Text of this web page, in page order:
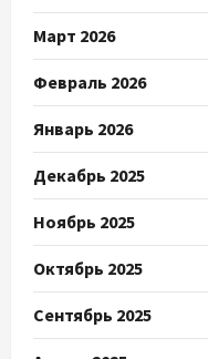
Март 2026
Февраль 2026
Январь 2026
Декабрь 2025
Ноябрь 2025
Октябрь 2025
Сентябрь 2025